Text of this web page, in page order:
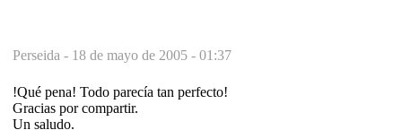
Perseida - 18 de mayo de 2005 - 01:37
!Qué pena! Todo parecía tan perfecto!
Gracias por compartir.
Un saludo.